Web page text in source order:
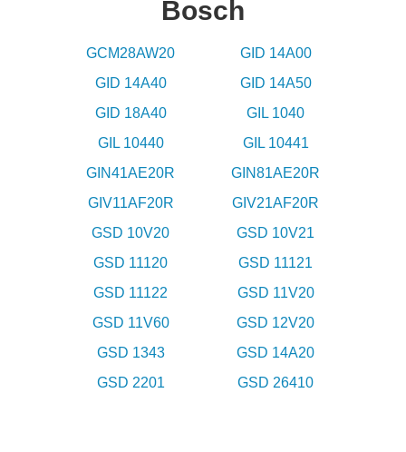
Bosch
GCM28AW20
GID 14A00
GID 14A40
GID 14A50
GID 18A40
GIL 1040
GIL 10440
GIL 10441
GIN41AE20R
GIN81AE20R
GIV11AF20R
GIV21AF20R
GSD 10V20
GSD 10V21
GSD 11120
GSD 11121
GSD 11122
GSD 11V20
GSD 11V60
GSD 12V20
GSD 1343
GSD 14A20
GSD 2201
GSD 26410